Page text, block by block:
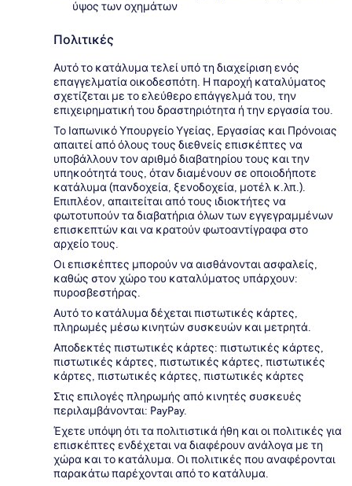
ύψος των οχημάτων
Πολιτικές
Αυτό το κατάλυμα τελεί υπό τη διαχείριση ενός
επαγγελματία οικοδεσπότη. Η παροχή καταλύματος
σχετίζεται με το ελεύθερο επάγγελμά του, την
επιχειρηματική του δραστηριότητα ή την εργασία του.
Το Ιαπωνικό Υπουργείο Υγείας, Εργασίας και Πρόνοιας
απαιτεί από όλους τους διεθνείς επισκέπτες να
υποβάλλουν τον αριθμό διαβατηρίου τους και την
υπηκοότητά τους, όταν διαμένουν σε οποιοδήποτε
κατάλυμα (πανδοχεία, ξενοδοχεία, μοτέλ κ.λπ.).
Επιπλέον, απαιτείται από τους ιδιοκτήτες να
φωτοτυπούν τα διαβατήρια όλων των εγγεγραμμένων
επισκεπτών και να κρατούν φωτοαντίγραφα στο
αρχείο τους.
Οι επισκέπτες μπορούν να αισθάνονται ασφαλείς,
καθώς στον χώρο του καταλύματος υπάρχουν:
πυροσβεστήρας.
Αυτό το κατάλυμα δέχεται πιστωτικές κάρτες,
πληρωμές μέσω κινητών συσκευών και μετρητά.
Αποδεκτές πιστωτικές κάρτες: πιστωτικές κάρτες,
πιστωτικές κάρτες, πιστωτικές κάρτες, πιστωτικές
κάρτες, πιστωτικές κάρτες, πιστωτικές κάρτες
Στις επιλογές πληρωμής από κινητές συσκευές
περιλαμβάνονται: PayPay.
Έχετε υπόψη ότι τα πολιτιστικά ήθη και οι πολιτικές για
επισκέπτες ενδέχεται να διαφέρουν ανάλογα με τη
χώρα και το κατάλυμα. Οι πολιτικές που αναφέρονται
παρακάτω παρέχονται από το κατάλυμα.